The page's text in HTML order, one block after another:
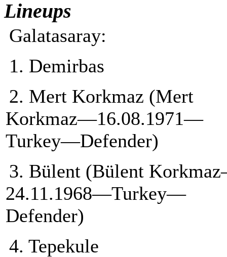
Lineups
Galatasaray:
1. Demirbas
2. Mert Korkmaz (Mert
Korkmaz—16.08.1971—
Turkey—Defender)
3. Bülent (Bülent
24.11.1968—Turkey—
Defender)
4. Tepekule